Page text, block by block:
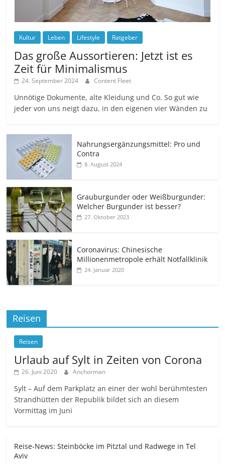
Kultur Leben Lifestyle Ratgeber
Das große Aussortieren: Jetzt ist es
Zeit für Minimalismus
24. September 2024 Content Fleet
Unnötige Dokumente, alte Kleidung und Co. So gut wie
jeder von uns neigt dazu, in den eigenen vier Wänden zu
Nahrungsergänzungsmittel: Pro und
Contra
8. August 2024
Grauburgunder oder Weißburgunder:
Welcher Burgunder ist besser?
27. Oktober 2023
Coronavirus: Chinesische
Millionenmetropole erhält Notfallklinik
24. Januar 2020
Reisen
Reisen
Urlaub auf Sylt in Zeiten von Corona
26. Juni 2020 Anchorman
Sylt – Auf dem Parkplatz an einer der wohl berühmtesten
Strandhütten der Republik bildet sich an diesem
Vormittag im Juni
Reise-News: Steinböcke im Pitztal und Radwege in Tel
Aviv